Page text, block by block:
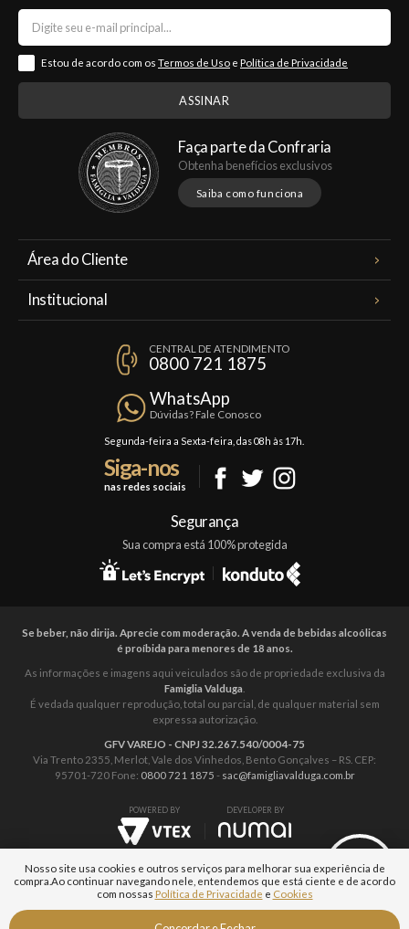
Estou de acordo com os Termos de Uso e Política de Privacidade
Faça parte da Confraria
Obtenha benefícios exclusivos
Saiba como funciona
Área do Cliente
Institucional
Política de Privacidade
Trocas e Devoluções
Formas de Pagamento
CENTRAL DE ATENDIMENTO
0800 721 1875
WhatsApp
Dúvidas? Fale Conosco
Segunda-feira a Sexta-feira, das 08h às 17h.
Siga-nos
nas redes sociais
Segurança
Sua compra está 100% protegida
Se beber, não dirija. Aprecie com moderação. A venda de bebidas alcoólicas
é proíbida para menores de 18 anos.
As informações e imagens aqui veiculados são de propriedade exclusiva da
Famiglia Valduga
É vedada qualquer reprodução, total ou parcial, de qualquer material sem
expressa autorização.
GFV VAREJO - CNPJ 32.267.540/0004-75
Via Trento 2355, Merlot, Vale dos Vinhedos, Bento Gonçalves – RS. CEP:
95701-720 Fone: 0800 721 1875 - sac@famigliavalduga.com.br
POWERED BY DEVELOPER BY
Nosso site usa cookies e outros serviços para melhorar sua experiência de
compra. Ao continuar navegando nele, entendemos que está ciente e de acordo
com nossas Política de Privacidade e Cookies